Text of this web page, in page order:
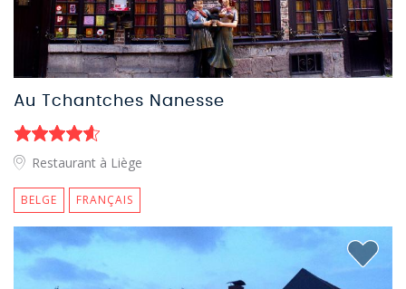
Au Tchantches Nanesse
Restaurant à Liège
BELGE FRANÇAIS